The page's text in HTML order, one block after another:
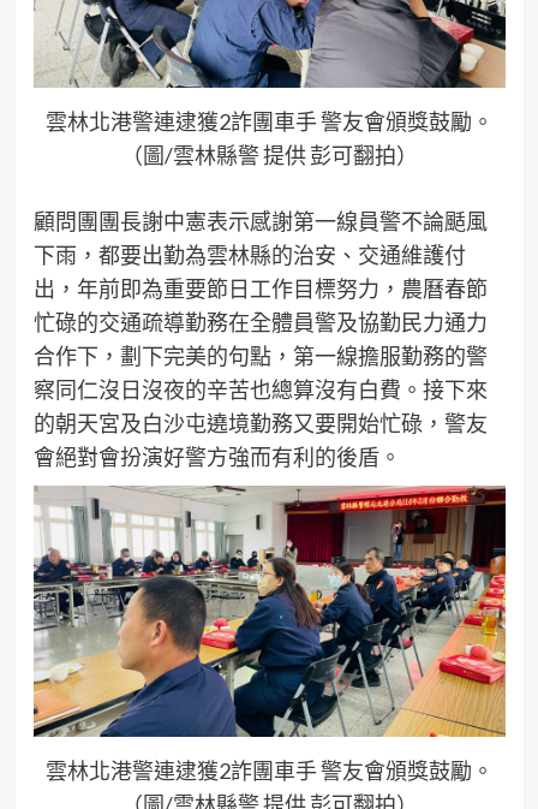
雲林北港警連逮獲2詐團車手 警友會頒獎鼓勵。
（圖/雲林縣警 提供 彭可翻拍）
顧問團團長謝中憲表示感謝第一線員警不論颳風
下雨，都要出勤為雲林縣的治安、交通維護付
出，年前即為重要節日工作目標努力，農曆春節
忙碌的交通疏導勤務在全體員警及協勤民力通力
合作下，劃下完美的句點，第一線擔服勤務的警
察同仁沒日沒夜的辛苦也總算沒有白費。接下來
的朝天宮及白沙屯遶境勤務又要開始忙碌，警友
會絕對會扮演好警方強而有利的後盾。
雲林北港警連逮獲2詐團車手 警友會頒獎鼓勵。